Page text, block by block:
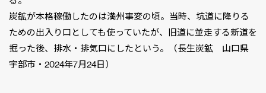
炭鉱が本格稼働したのは満州事変の頃。当時、坑道に降りる
ための出入り口としても使っていたが、旧道に並走する新道を
掘った後、排水・排気口にしたという。（長生炭鉱 山口県
宇部市・2024年7月24日）